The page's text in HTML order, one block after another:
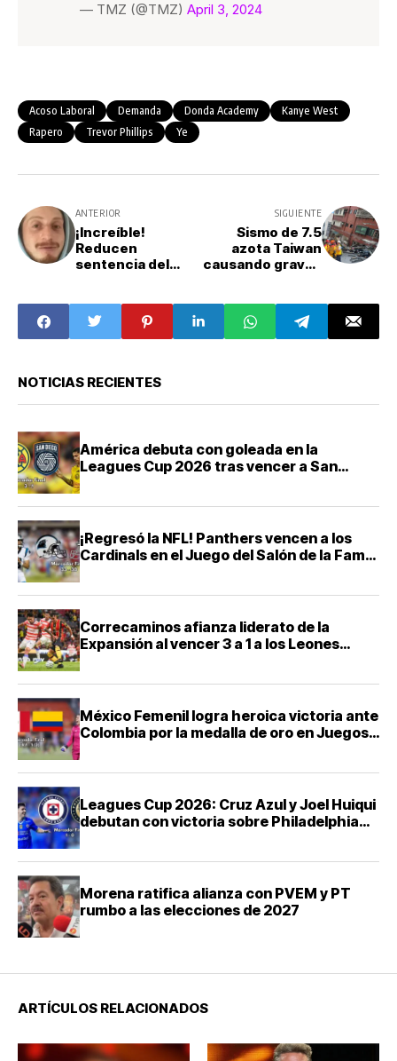
— TMZ (@TMZ) April 3, 2024
Acoso Laboral Demanda Donda Academy
Kanye West
Rapero
Trevor Phillips Ye
ANTERIOR
¡Increíble!
Reducen
sentencia del
muerte de
Octavio Ocaña
SIGUIENTE
Sismo de 7.5
azota Taiwan
causando graves
NOTICIAS RECIENTES
América debuta con goleada en la
Leagues Cup 2026 tras vencer a San
¡Regresó la NFL! Panthers vencen a los
Cardinals en el Juego del Salón de la Fama
Correcaminos afianza liderato de la
Expansión al vencer 3 a 1 a los Leones
México Femenil logra heroica victoria ante
Colombia por la medalla de oro en Juegos
Leagues Cup 2026: Cruz Azul y Joel Huiqui
debutan con victoria sobre Philadelphia
Morena ratifica alianza con PVEM y PT
rumbo a las elecciones de 2027
ARTÍCULOS RELACIONADOS